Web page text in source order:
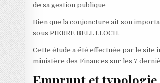
de sa gestion publique
Bien que la conjoncture ait son
sous PIERRE BELL LLOCH.
Cette étude a été effectuée par le site
ministère des Finances sur les 7